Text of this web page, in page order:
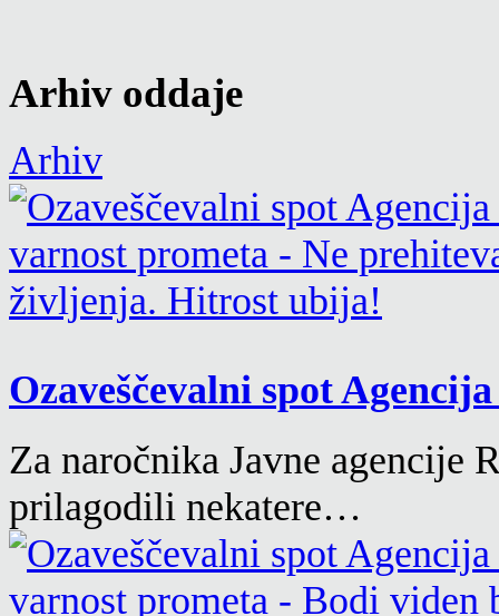
Arhiv oddaje
Arhiv
Ozaveščevalni spot
Za naročnika Javne agencije
prilagodili nekatere…